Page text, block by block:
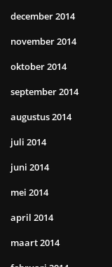
december 2014
november 2014
oktober 2014
september 2014
augustus 2014
juli 2014
juni 2014
mei 2014
april 2014
maart 2014